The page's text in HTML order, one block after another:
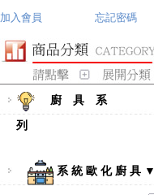
加入會員 忘記密碼
廚 具 系
列
系 統 歐 化 廚 具 ▼